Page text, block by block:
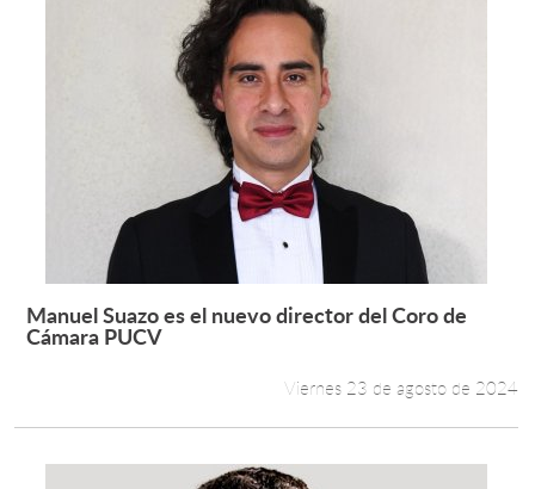
Leer más +
Manuel Suazo es el nuevo director del Coro de
Cámara PUCV
Viernes 23 de agosto de 2024